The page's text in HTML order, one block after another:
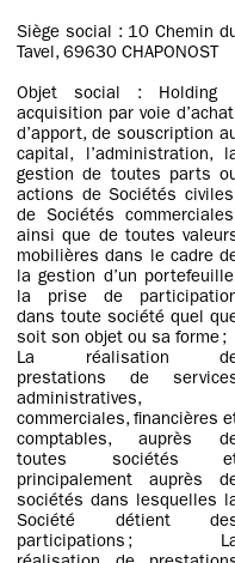
Siège social : 10 Chemin
Tavel, 69630 CHAPONOST
Objet social : Holding
acquisition par voie
d’apport, de souscription
capital, l’administration,
gestion de toutes parts
actions de Sociétés
de Sociétés
ainsi que de toutes
mobilières dans le cadre
la gestion d’un
la prise de
dans toute société quel
soit son objet ou sa forme ;
La réalisation
prestations de
administratives,
commerciales, financières
comptables, auprès
toutes sociétés
principalement auprès
sociétés dans lesquelles
Société détient
participations ;